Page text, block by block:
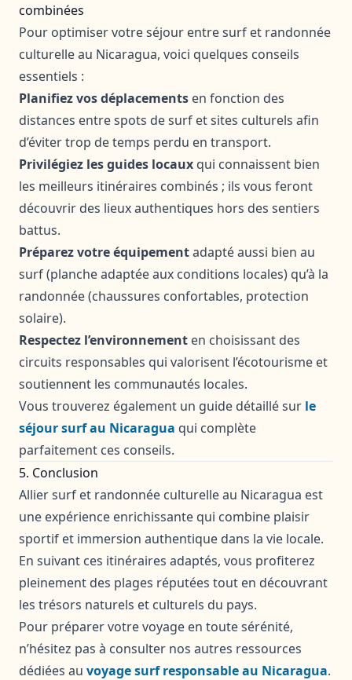
combinées
Pour optimiser votre séjour entre surf et randonnée
culturelle au Nicaragua, voici quelques conseils
essentiels :
Planifiez vos déplacements en fonction des
distances entre spots de surf et sites culturels afin
d’éviter trop de temps perdu en transport.
Privilégiez les guides locaux qui connaissent bien
les meilleurs itinéraires combinés ; ils vous feront
découvrir des lieux authentiques hors des sentiers
battus.
Préparez votre équipementadapté aussi bien au
surf (planche adaptée aux conditions locales) qu’à la
randonnée (chaussures confortables, protection
solaire).
Respectez l’environnement en choisissant des
circuits responsables qui valorisent l’écotourisme et
soutiennent les communautés locales.
Vous trouverez également un guide détaillé sur le
séjour surf au Nicaragua qui complète
parfaitement ces conseils.
5. Conclusion
Allier surf et randonnée culturelle au Nicaragua est
une expérience enrichissante qui combine plaisir
sportif et immersion authentique dans la vie locale.
En suivant ces itinéraires adaptés, vous profiterez
pleinement des plages réputées tout en découvrant
les trésors naturels et culturels du pays.
Pour préparer votre voyage en toute sérénité,
n’hésitez pas à consulter nos autres ressources
dédiées au voyage surf responsable au Nicaragua.